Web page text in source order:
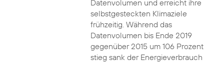
Datenvolumen und erreicht ihre
selbstgesteckten Klimaziele
frühzeitig. Während das
Datenvolumen bis Ende 2019
gegenüber 2015 um 106 Prozent
stieg sank der Energieverbrauch